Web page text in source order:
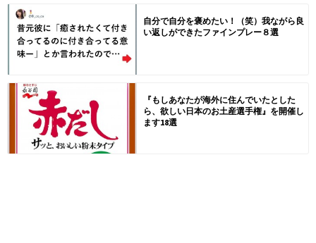
自分で自分を褒めたい！（笑）我ながら良
い返しができたファインプレー８選
『もしあなたが海外に住んでいたとした
ら、欲しい日本のお土産選手権』を開催し
ます18選